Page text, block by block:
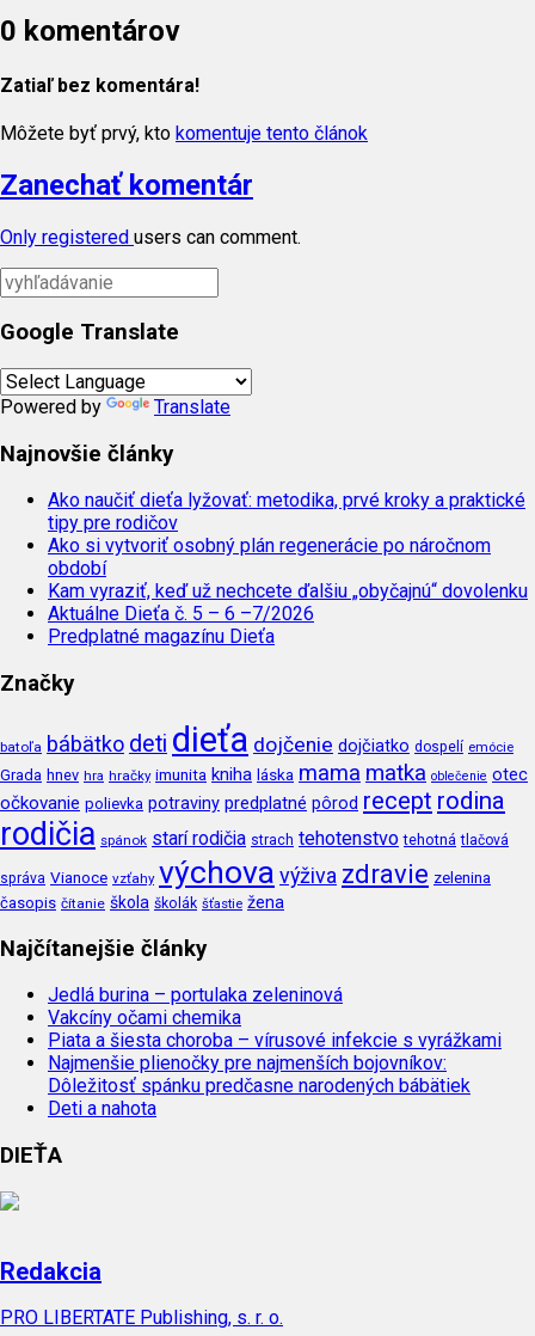
0 komentárov
Zatiaľ bez komentára!
Môžete byť prvý, kto komentuje tento článok
Zanechať komentár
Only registered users can comment.
Google Translate
Powered by Translate
Najnovšie články
Ako naučiť dieťa lyžovať: metodika, prvé kroky a praktické
tipy pre rodičov
Ako si vytvoriť osobný plán regenerácie po náročnom
období
Kam vyraziť, keď už nechcete ďalšiu „obyčajnú“ dovolenku
Aktuálne Dieťa č. 5 – 6 –7/2026
Predplatné magazínu Dieťa
Značky
batoľa bábätko deti dieťa dojčenie dojčiatko dospelí emócie
Grada hnev hra hračky imunita kniha láska mama matka oblečenie otec
očkovanie polievka potraviny predplatné pôrod recept rodina
rodičia spánok starí rodičia strach tehotenstvo tehotná tlačová
správa Vianoce vzťahy výchova výživa zdravie zelenina
časopis čítanie škola školák šťastie žena
Najčítanejšie články
Jedlá burina – portulaka zeleninová
Vakcíny očami chemika
Piata a šiesta choroba – vírusové infekcie s vyrážkami
Najmenšie plienočky pre najmenších bojovníkov:
Dôležitosť spánku predčasne narodených bábätiek
Deti a nahota
DIEŤA
Redakcia
PRO LIBERTATE Publishing, s. r. o.